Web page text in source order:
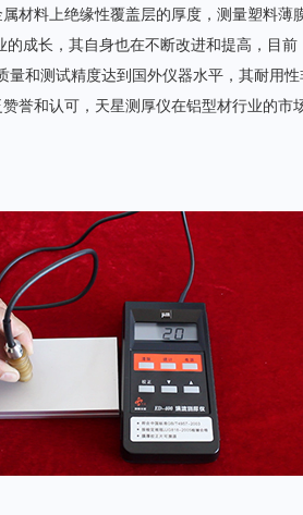
材料上绝缘性覆盖层的厚度，测量塑料薄
长，其自身也在不断改进和提高，目前
和测试精度达到国外仪器水平，其耐用
誉和认可，天星测厚仪在铝型材行业的市